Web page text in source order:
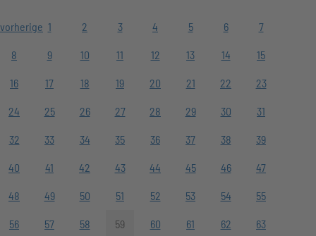
vorherige 1 2 3 4 5 6 7
8 9 10 11 12 13 14 15
16 17 18 19 20 21 22 23
24 25 26 27 28 29 30 31
32 33 34 35 36 37 38 39
40 41 42 43 44 45 46 47
48 49 50 51 52 53 54 55
56 57 58 59 60 61 62 63